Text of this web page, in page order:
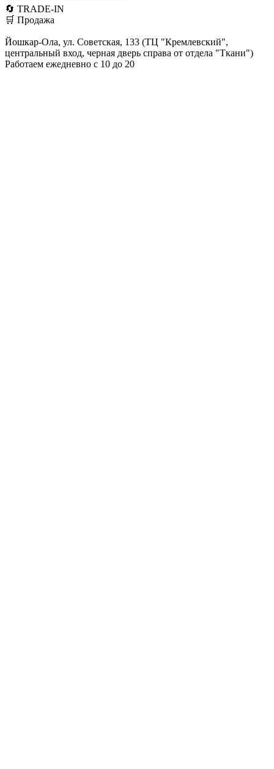
🔄 TRADE-IN
🛒 Продажа
Йошкар-Ола, ул. Советская, 133 (ТЦ "Кремлевский",
центральный вход, черная дверь справа от отдела "Ткани")
Работаем ежедневно с 10 до 20